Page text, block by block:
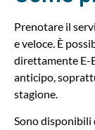
Prenotare il
e veloce. È
direttamente E-
anticipo,
stagione.
Sono disponibili